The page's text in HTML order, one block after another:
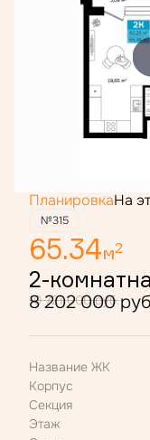
ПланировкаНа
№315
65.34м2
2-
10 721 000 руб.
8 202 000
Название ЖК
Корпус
Секция
Этаж